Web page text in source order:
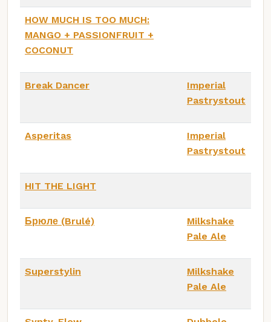
HOW MUCH IS TOO MUCH:
MANGO + PASSIONFRUIT +
COCONUT
Break Dancer
Imperial
Pastrystout
Asperitas
Imperial
Pastrystout
HIT THE LIGHT
Брюле (Brulé)
Milkshake
Pale Ale
Superstylin
Milkshake
Pale Ale